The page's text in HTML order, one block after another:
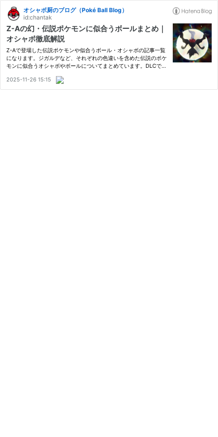
オシャボ厨のブログ（Poké Ball Blog）
id:chantak
Z-Aの幻・伝説ポケモンに似合うボールまとめ｜
オシャボ徹底解説
Z-Aで登場した伝説ポケモンや似合うボール・オシャボの記事一覧
になります。ジガルデなど、それぞれの色違いを含めた伝説のポケ
モンに似合うオシャボやボールについてまとめています。DLCで追
-Aの伝説ポケモンまとめ ジガルデ ジガルデに似合うボールのエ
フ…
2025-11-26 15:15